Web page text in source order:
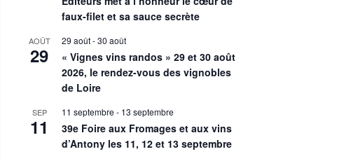
faux-filet et sa sauce secrète
AOÛT
29
29 août-30 août
« Vignes vins randos » 29 et 30 août
2026, le rendez-vous des vignobles
de Loire
SEP
11
11 septembre - 13 septembre
39e Foire aux Fromages et aux vins
d’Antony les 11, 12 et 13 septembre